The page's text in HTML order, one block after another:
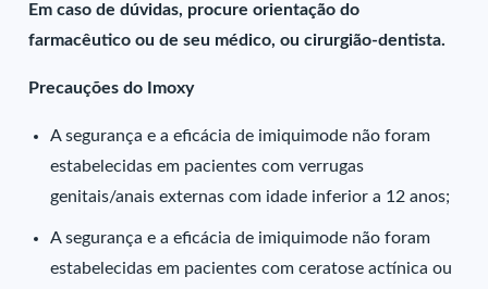
Em caso de dúvidas, procure orientação do
farmacêutico ou de seu médico, ou cirurgião-dentista.
Precauções do Imoxy
A segurança e a eficácia de imiquimode não foram
estabelecidas em pacientes com verrugas
genitais/anais externas com idade inferior a 12 anos;
A segurança e a eficácia de imiquimode não foram
estabelecidas em pacientes com ceratose actínica ou